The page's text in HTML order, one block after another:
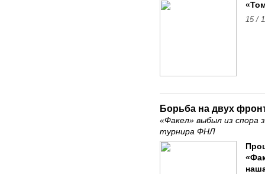
15 /
Борьба на двух
«Факел» выбыл из спора
турнира ФНЛ